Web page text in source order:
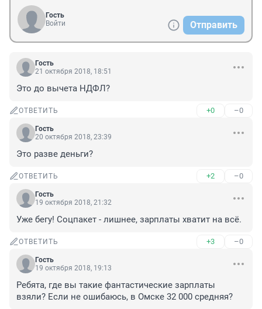
Гость
Войти
Отправить
Гость
21 октября 2018, 18:51
Это до вычета НДФЛ?
ОТВЕТИТЬ +0 –0
Гость
20 октября 2018, 23:39
Это разве деньги?
ОТВЕТИТЬ +2 –0
Гость
19 октября 2018, 21:32
Уже бегу! Соцпакет - лишнее, зарплаты хватит на всё.
ОТВЕТИТЬ +3 –0
Гость
19 октября 2018, 19:13
Ребята, где вы такие фантастические зарплаты
взяли? Если не ошибаюсь, в Омске 32 000 средняя?